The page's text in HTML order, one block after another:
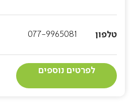
טלפון 077-9965081
לפרטים נוספים